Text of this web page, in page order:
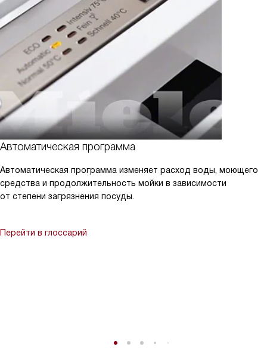
Автоматическая программа
Автоматическая программа изменяет расход воды, моющего
средства и продолжительность мойки в зависимости
от степени загрязнения посуды.
Перейти в глоссарий